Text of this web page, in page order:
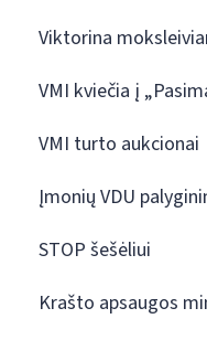
Viktorina
VMI kviečia į
VMI turto aukcionai
Įmonių VDU
STOP šešėliui
Krašto apsaugos